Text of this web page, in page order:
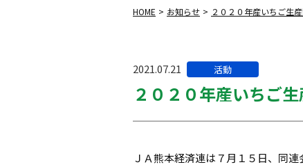
HOME お知らせ ２０２０年産いちご生
2021.07.21 カ
テ
ゴ
リー:
活動
２０２０年産いちご
ＪＡ熊本経済連は７月１５日、同